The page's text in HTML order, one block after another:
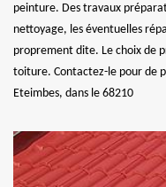
peinture. Des travaux
nettoyage, les éventuelles
proprement dite. Le choix de
toiture. Contactez-le pour de
Eteimbes, dans le 68210